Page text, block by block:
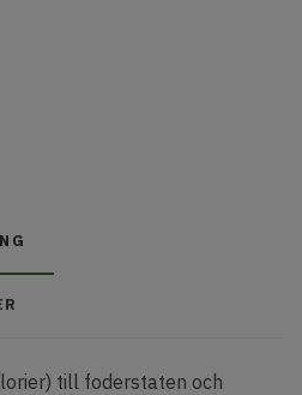
till foderstaten och